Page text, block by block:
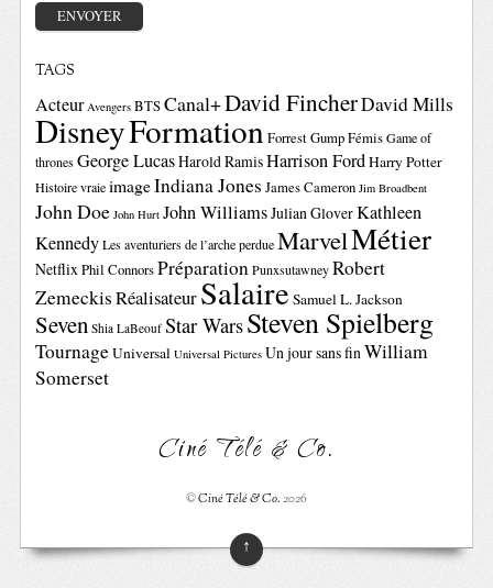
TAGS
Acteur Avengers BTSCanal+David FincherDavid Mills
DisneyFormationForrest GumpFémis Game of
thrones George LucasHarold RamisHarrison FordHarry Potter
Histoire vraie imageIndiana Jones James Cameron Jim Broadbent
John Doe John Hurt John WilliamsJulian GloverKathleen
Kennedy Les aventuriers de l’arche perdue MarvelMétier
NetflixPhil ConnorsPréparation Punxsutawney Robert
ZemeckisRéalisateurSalaire Samuel L. Jackson
Seven Shia LaBeouf Star WarsSteven Spielberg
TournageUniversal Universal Pictures Un jour sans finWilliam
Somerset
Ciné Télé & Co.
©Ciné Télé & Co.2026
↑